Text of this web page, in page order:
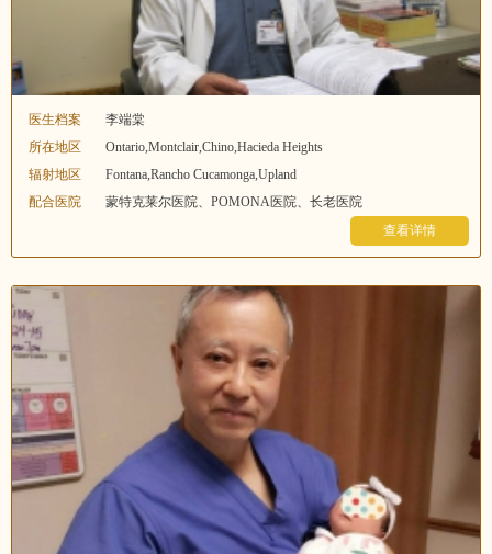
医生档案
李端棠
所在地区
Ontario,Montclair,Chino,Hacieda Heights
辐射地区
Fontana,Rancho Cucamonga,Upland
配合医院
蒙特克莱尔医院、POMONA医院、长老医院
查看详情